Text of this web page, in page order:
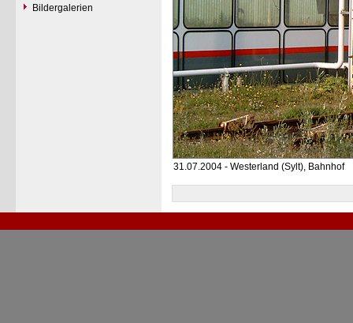
Bildergalerien
31.07.2004 - Westerland (Sylt), Bahnhof